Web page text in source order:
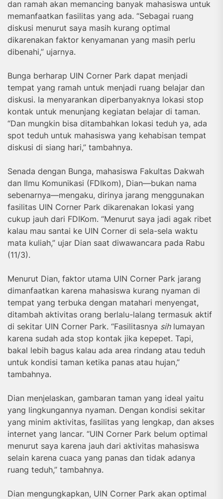
dan ramah akan memancing banyak mahasiswa untuk
memanfaatkan fasilitas yang ada. “Sebagai ruang
diskusi menurut saya masih kurang optimal
dikarenakan faktor kenyamanan yang masih perlu
dibenahi,” ujarnya.
Bunga berharap UIN Corner Park dapat menjadi
tempat yang ramah untuk menjadi ruang belajar dan
diskusi. Ia menyarankan diperbanyaknya lokasi stop
kontak untuk menunjang kegiatan belajar di taman.
“Dan mungkin bisa ditambahkan lokasi teduh ya, ada
spot teduh untuk mahasiswa yang kehabisan tempat
diskusi di siang hari,” tambahnya.
Senada dengan Bunga, mahasiswa Fakultas Dakwah
dan Ilmu Komunikasi (FDIkom), Dian—bukan nama
sebenarnya—mengaku, dirinya jarang menggunakan
fasilitas UIN Corner Park dikarenakan lokasi yang
cukup jauh dari FDIKom. “Menurut saya jadi agak ribet
kalau mau santai ke UIN Corner di sela-sela waktu
mata kuliah,” ujar Dian saat diwawancara pada Rabu
(11/3).
Menurut Dian, faktor utama UIN Corner Park jarang
dimanfaatkan karena mahasiswa kurang nyaman di
tempat yang terbuka dengan matahari menyengat,
ditambah aktivitas orang berlalu-lalang termasuk aktif
di sekitar UIN Corner Park. “Fasilitasnya sihlumayan
karena sudah ada stop kontak jika kepepet. Tapi,
bakal lebih bagus kalau ada area rindang atau teduh
untuk kondisi taman ketika panas atau hujan,”
tambahnya.
Dian menjelaskan, gambaran taman yang ideal yaitu
yang lingkungannya nyaman. Dengan kondisi sekitar
yang minim aktivitas, fasilitas yang lengkap, dan akses
internet yang lancar. “UIN Corner Park belum optimal
menurut saya karena jauh dari aktivitas mahasiswa
selain karena cuaca yang panas dan tidak adanya
ruang teduh,” tambahnya.
Dian mengungkapkan, UIN Corner Park akan optimal